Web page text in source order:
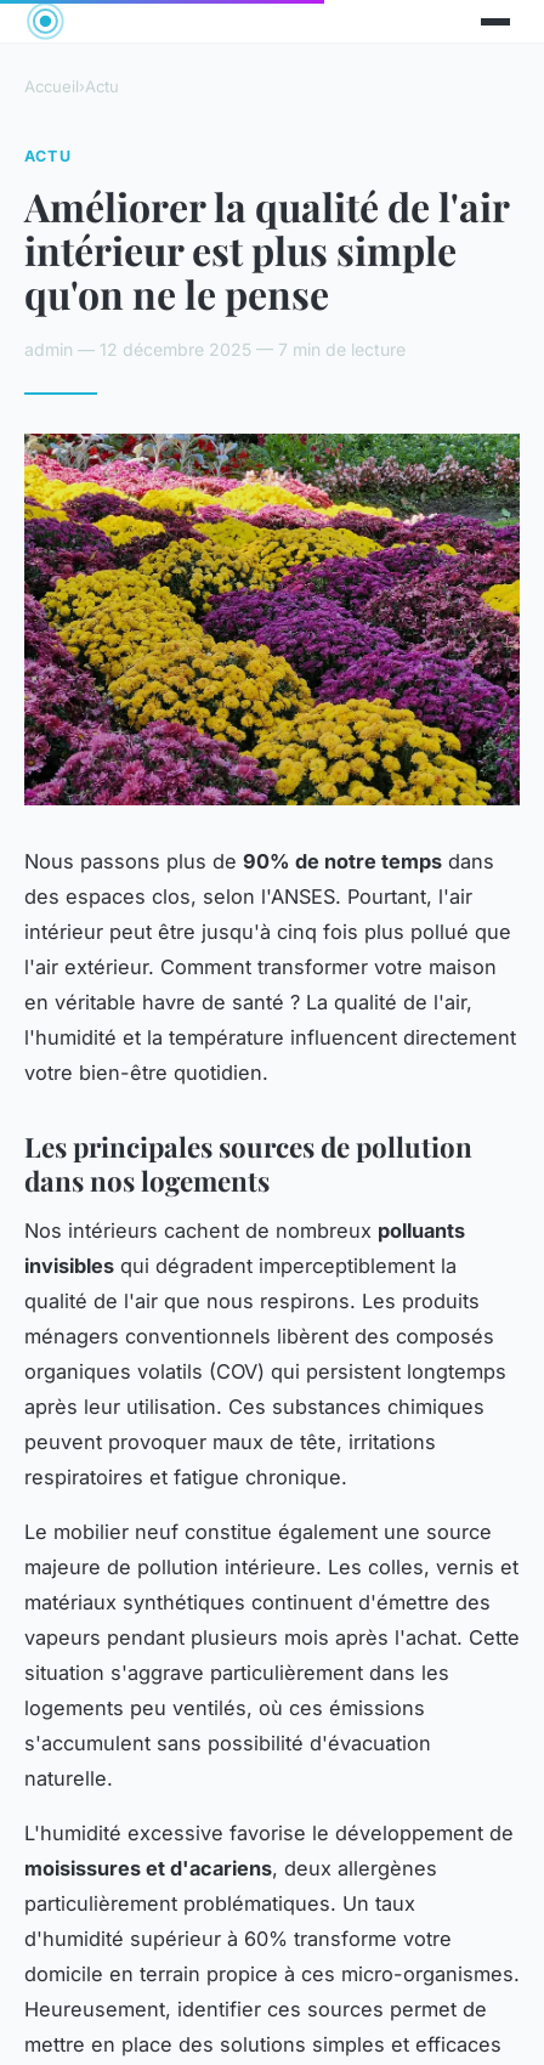
Accueil›Actu
ACTU
Améliorer la qualité de l'air
intérieur est plus simple
qu'on ne le pense
admin — 12 décembre 2025 — 7 min de lecture
Nous passons plus de 90% de notre temps dans
des espaces clos, selon l'ANSES. Pourtant, l'air
intérieur peut être jusqu'à cinq fois plus pollué que
l'air extérieur. Comment transformer votre maison
en véritable havre de santé ? La qualité de l'air,
l'humidité et la température influencent directement
votre bien-être quotidien.
Les principales sources de pollution
dans nos logements
Nos intérieurs cachent de nombreux polluants
invisibles qui dégradent imperceptiblement la
qualité de l'air que nous respirons. Les produits
ménagers conventionnels libèrent des composés
organiques volatils (COV) qui persistent longtemps
après leur utilisation. Ces substances chimiques
peuvent provoquer maux de tête, irritations
respiratoires et fatigue chronique.
Le mobilier neuf constitue également une source
majeure de pollution intérieure. Les colles, vernis et
matériaux synthétiques continuent d'émettre des
vapeurs pendant plusieurs mois après l'achat. Cette
situation s'aggrave particulièrement dans les
logements peu ventilés, où ces émissions
s'accumulent sans possibilité d'évacuation
naturelle.
L'humidité excessive favorise le développement de
moisissures et d'acariens, deux allergènes
particulièrement problématiques. Un taux
d'humidité supérieur à 60% transforme votre
domicile en terrain propice à ces micro-organismes.
Heureusement, identifier ces sources permet de
mettre en place des solutions simples et efficaces